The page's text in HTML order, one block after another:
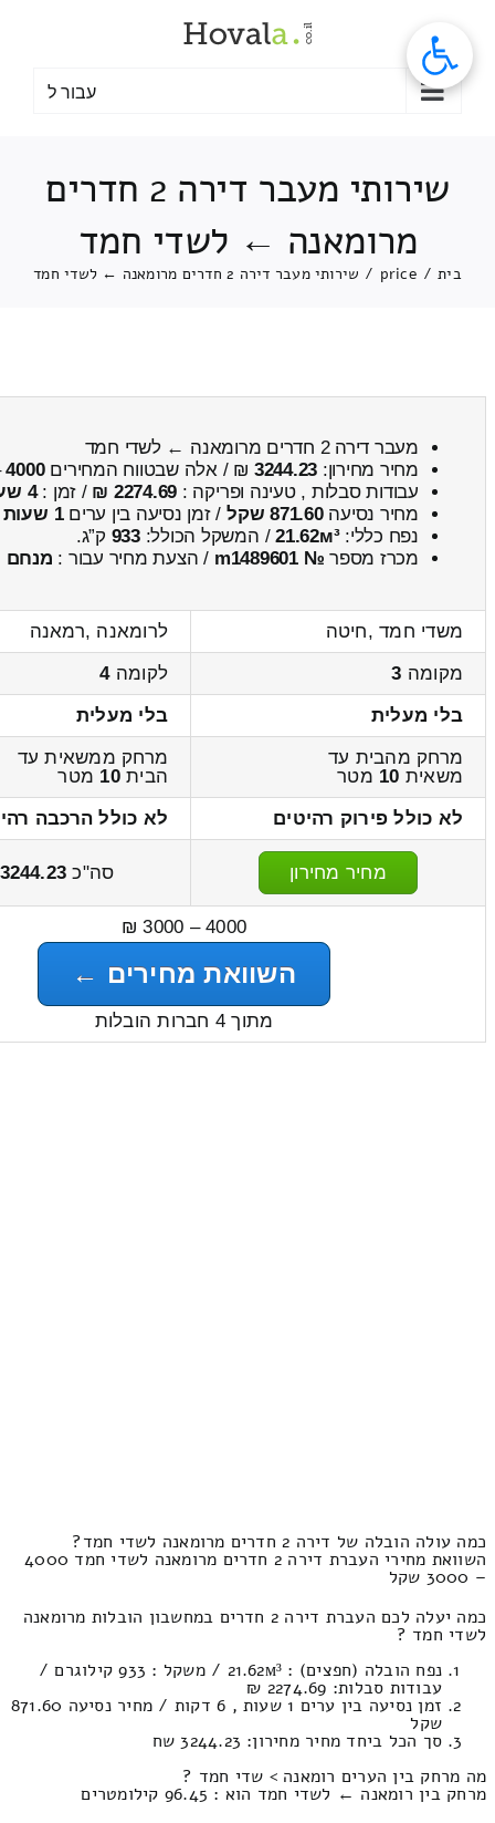
עבור ל
שירותי מעבר דירה 2 חדרים
מרומאנה ← לשדי חמד
בית /
price
/ שירותי מעבר דירה 2 חדרים מרומאנה ← לשדי חמד
מעבר דירה 2 חדרים מרומאנה ← לשדי חמד
מחיר מחירון: 3244.23 ₪ / אלה שבטווח המחירים4000
עבודות סבלות , טעינה ופריקה : 2274.69 ₪ / זמן :4 שעות 41 דקות
מחיר נסיעה871.60 שקל / זמן נסיעה בין ערים1 שעות , 6 דקות
נפח כללי:21.62м³/ המשקל הכולל:933 ק”ג.
מכרז מספר № m1489601 / הצעת מחיר עבור : מנחם
משדי חמד ,חיטה
לרומאנה ,רמאנה
מקומה 3 לקומה4
בלי מעלית
בלי מעלית
מרחק מהבית עד
משאית 10 מטר
מרחק ממשאית עד
הבית10 מטר
לא כולל פירוק רהיטים
לא כולל הרכבה
מחיר מחירון סה"כ 3244.23
4000 – 3000 ₪
השוואת מחירים ←
מתוך 4 חברות הובלות
כמה עולה הובלה של דירה 2 חדרים מרומאנה לשדי חמד?
השוואת מחירי העברת דירה 2 חדרים מרומאנה לשדי חמד 4000
– 3000 שקל
כמה יעלה לכם העברת דירה 2 חדרים במחשבון הובלות מרומאנה
לשדי חמד ?
נפח הובלה (חפצים) : 21.62м³ / משקל : 933 קילוגרם /
עבודות סבלות: 2274.69 ₪
זמן נסיעה בין ערים 1 שעות , 6 דקות / מחיר נסיעה 871.60
שקל
סך הכל ביחד מחיר מחירון: 3244.23 שח
מה מרחק בין הערים רומאנה > שדי חמד ?
מרחק בין רומאנה ← לשדי חמד הוא : 96.45 קילומטרים